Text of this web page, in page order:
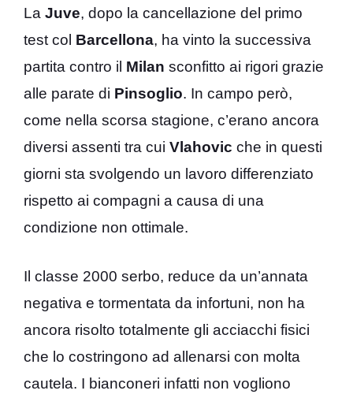
La Juve, dopo la cancellazione del primo
test col Barcellona, ha vinto la successiva
partita contro il Milan sconfitto ai rigori grazie
alle parate di Pinsoglio. In campo però,
come nella scorsa stagione, c’erano ancora
diversi assenti tra cui Vlahovic che in questi
giorni sta svolgendo un lavoro differenziato
rispetto ai compagni a causa di una
condizione non ottimale.
Il classe 2000 serbo, reduce da un’annata
negativa e tormentata da infortuni, non ha
ancora risolto totalmente gli acciacchi fisici
che lo costringono ad allenarsi con molta
cautela. I bianconeri infatti non vogliono